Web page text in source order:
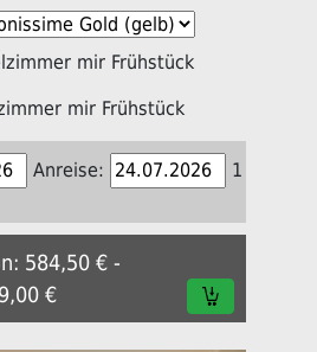
mir Frühstück
mir Frühstück
Anreise:
1
584,50 € -
€